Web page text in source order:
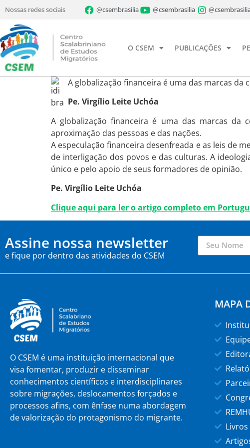
Nossas redes sociais @csembrasilia @csembrasilia
O CSEM PUBLICAÇÕES
A globalização financeira é uma das marcas
Pe. Virgílio Leite Uchóa
A globalização financeira é uma das marcas
aproximação das pessoas e das nações.
A especulação financeira desenfreada e as leis de
de interligação dos povos e das culturas. A
único e pelo apoio de seus formadores de opinião.
Pe. Virgílio Leite Uchóa
Clique aqui para ler o artigo completo em
Assine nossa newsletter
e fique por dentro das atividades do CSEM
O CSEM é uma instituição internacional que
visa fomentar, produzir e disseminar
conhecimentos científicos e interdisciplinares
sobre migrações, deslocamentos forçados e
processos afins, com ênfase numa abordagem
de valorização do protagonismo do migrante.
MAPA
Livros